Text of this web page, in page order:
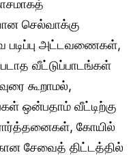
செல்வாக்கு
படிப்பு அட்டவணைகள்,
வீட்டுப்பாடங்கள்
கூறாமல்,
ஒன்பதாம் வீட்டிற்கு
கோயில்
சேவைத் திட்டத்தில்